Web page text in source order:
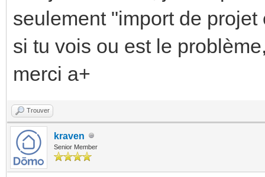
seulement "import de projet
si tu vois ou est le
merci a+
Trouver
kraven
Senior Member